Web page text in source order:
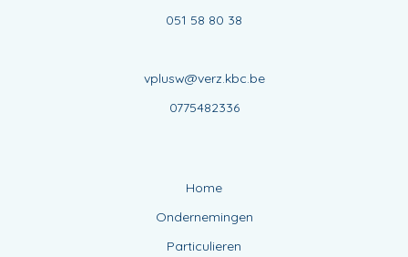
051 58 80 38
vplusw@verz.kbc.be
0775482336
Home
Ondernemingen
Particulieren